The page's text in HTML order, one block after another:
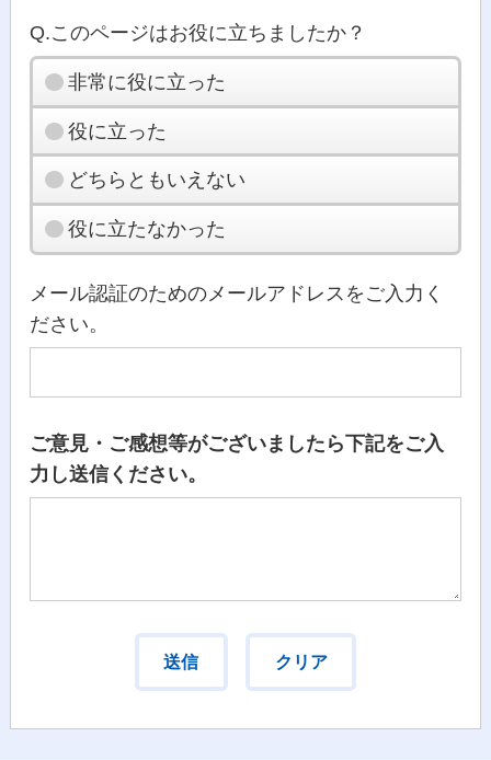
Q.このページはお役に立ちましたか？
非常に役に立った
役に立った
どちらともいえない
役に立たなかった
メール認証のためのメールアドレスをご入力く
ださい。
ご意見・ご感想等がございましたら下記をご入
力し送信ください。